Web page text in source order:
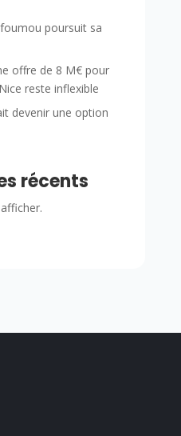
poursuit sa
offre de 8 M€ pour
reste inflexible
devenir une option
récents